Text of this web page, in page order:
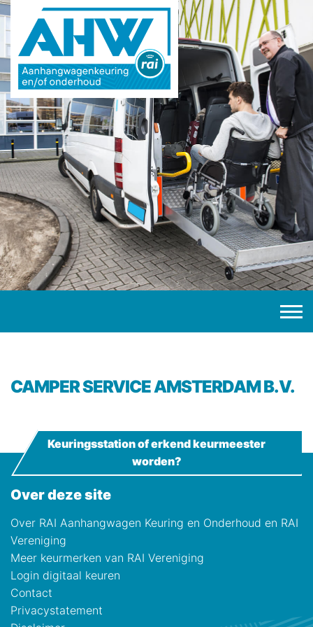
CAMPER SERVICE AMSTERDAM B.V.
Over deze site
Over RAI Aanhangwagen Keuring en Onderhoud en RAI
Vereniging
Meer keurmerken van RAI Vereniging
Login digitaal keuren
Contact
Privacystatement
Keuringsstation of erkend keurmeester
worden?